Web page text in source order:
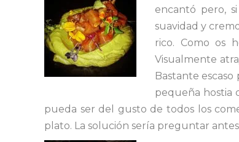
encantó pero,
suavidad y
rico. Como os
Visualmente
Bastante
pequeña hostia
pueda ser del gusto de todos los
plato. La solución sería preguntar